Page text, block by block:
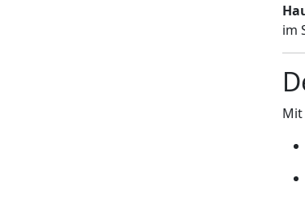
im